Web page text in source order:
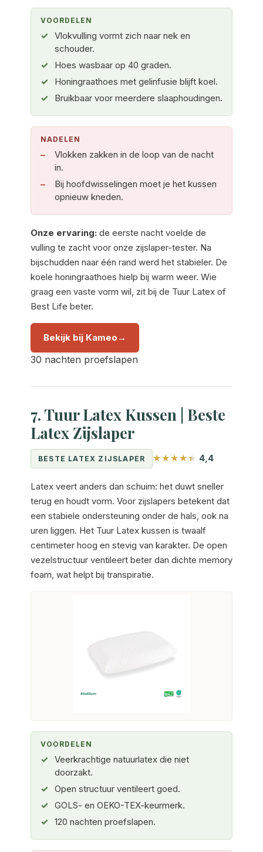
VOORDELEN
Vlokvulling vormt zich naar nek en
schouder.
Hoes wasbaar op 40 graden.
Honingraathoes met gelinfusie blijft koel.
Bruikbaar voor meerdere slaaphoudingen.
NADELEN
Vlokken zakken in de loop van de nacht
in.
Bij hoofdwisselingen moet je het kussen
opnieuw kneden.
Onze ervaring: de eerste nacht voelde de
vulling te zacht voor onze zijslaper-tester. Na
bijschudden naar één rand werd het stabieler. De
koele honingraathoes hielp bij warm weer. Wie
graag een vaste vorm wil, zit bij de Tuur Latex of
Best Life beter.
Bekijk bij Kameo
30 nachten proefslapen
7. Tuur Latex Kussen | Beste
Latex Zijslaper
BESTE LATEX ZIJSLAPER 4,4
Latex veert anders dan schuim: het duwt sneller
terug en houdt vorm. Voor zijslapers betekent dat
een stabiele ondersteuning onder de hals, ook na
uren liggen. Het Tuur Latex kussen is twaalf
centimeter hoog en stevig van karakter. De open
vezelstructuur ventileert beter dan dichte memory
foam, wat helpt bij transpiratie.
VOORDELEN
Veerkrachtige natuurlatex die niet
doorzakt.
Open structuur ventileert goed.
GOLS- en OEKO-TEX-keurmerk.
120 nachten proefslapen.